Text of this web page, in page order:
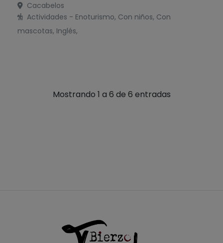
Cacabelos
Actividades - Enoturismo, Con niños, Con
mascotas, Inglés,
Mostrando 1 a 6 de 6 entradas